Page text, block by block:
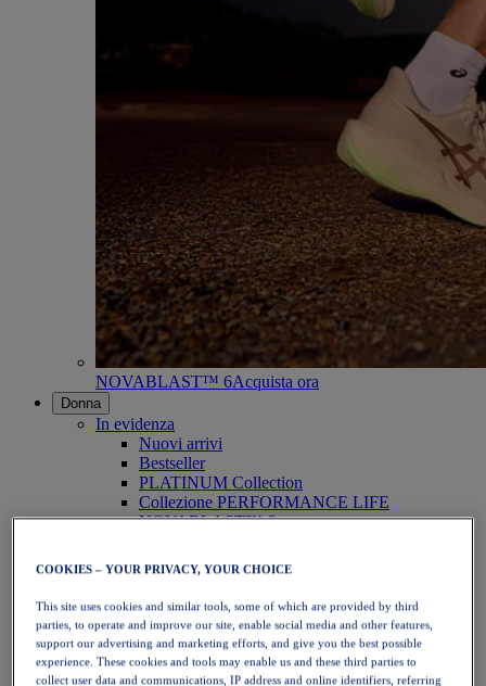
NOVABLAST™ 6Acquista ora
Donna
In evidenza
Nuovi arrivi
Bestseller
PLATINUM Collection
Collezione PERFORMANCE LIFE
NOVABLAST™ 6
Running
Trail running
Tennis
Pallavolo
Pallamano
Padel
Netball
COOKIES – YOUR PRIVACY, YOUR CHOICE
This site uses cookies and similar tools, some of which are provided by third
parties, to operate and improve our site, enable social media and other features,
support our advertising and marketing efforts, and give you the best possible
experience. These cookies and tools may enable us and these third parties to
collect user data and communications, IP address and online identifiers, referring